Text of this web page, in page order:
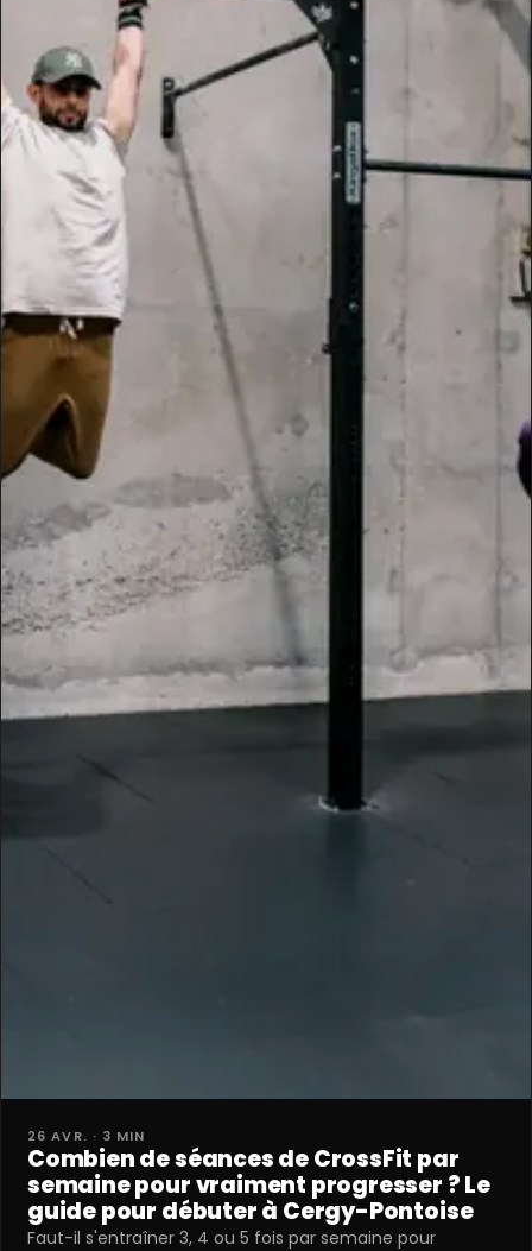
26 AVR. · 3 MIN
Combien de séances de CrossFit par
semaine pour vraiment progresser ? Le
guide pour débuter à Cergy-Pontoise
Faut-il s'entraîner 3, 4 ou 5 fois par semaine pour